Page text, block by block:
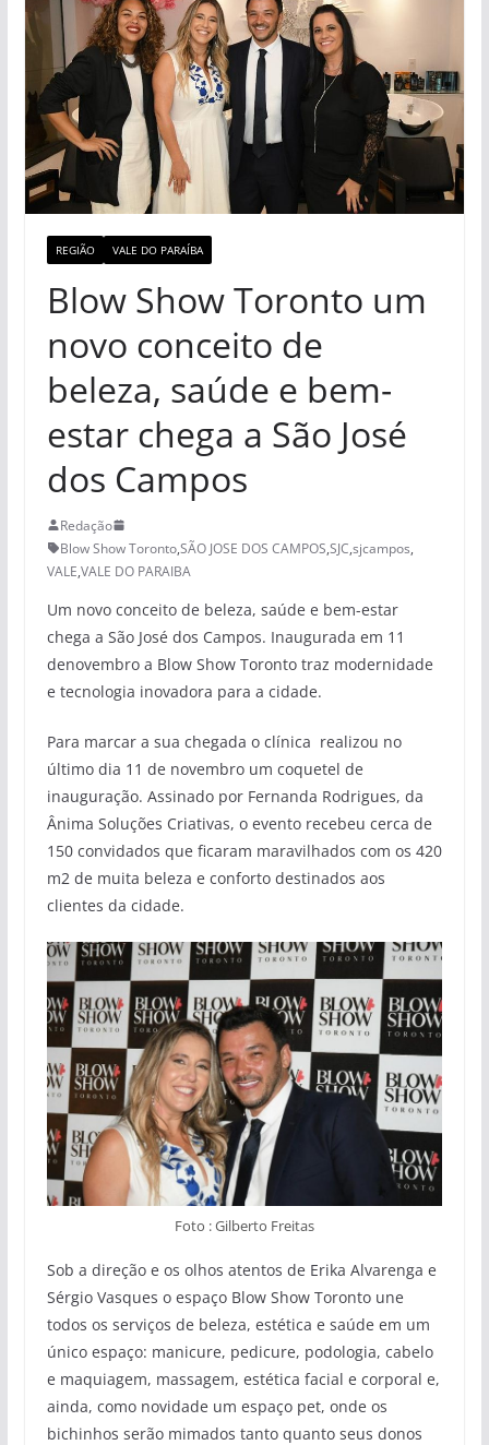
REGIÃO VALE DO PARAÍBA
Blow Show Toronto um
novo conceito de
beleza, saúde e bem-
estar chega a São José
dos Campos
Redação
Blow Show Toronto,SÃO JOSE DOS CAMPOS,SJC,sjcampos,
VALE,VALE DO PARAIBA
Um novo conceito de beleza, saúde e bem-estar
chega a São José dos Campos. Inaugurada em 11
denovembro a Blow Show Toronto traz modernidade
e tecnologia inovadora para a cidade.
Para marcar a sua chegada o clínica realizou no
último dia 11 de novembro um coquetel de
inauguração. Assinado por Fernanda Rodrigues, da
Ânima Soluções Criativas, o evento recebeu cerca de
150 convidados que ficaram maravilhados com os 420
m2 de muita beleza e conforto destinados aos
clientes da cidade.
Foto : Gilberto Freitas
Sob a direção e os olhos atentos de Erika Alvarenga e
Sérgio Vasques o espaço Blow Show Toronto une
todos os serviços de beleza, estética e saúde em um
único espaço: manicure, pedicure, podologia, cabelo
e maquiagem, massagem, estética facial e corporal e,
ainda, como novidade um espaço pet, onde os
bichinhos serão mimados tanto quanto seus donos